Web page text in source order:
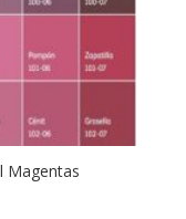
Magentas